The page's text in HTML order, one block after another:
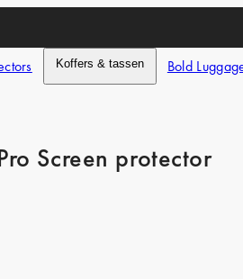
Koffers & tassen Bold
Screen protector